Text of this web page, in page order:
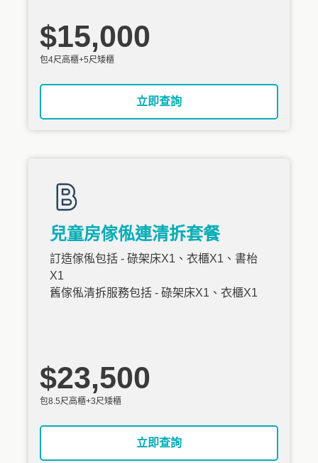
$15,000
包4尺高櫃+5尺矮櫃
立即查詢
兒童房傢俬連清拆套餐
訂造傢俬包括 - 碌架床X1、衣櫃X1、書枱
X1
舊傢俬清拆服務包括 - 碌架床X1、衣櫃X1
$23,500
包8.5尺高櫃+3尺矮櫃
立即查詢